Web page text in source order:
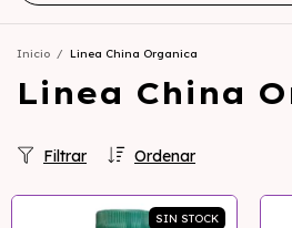
Inicio / Linea China Organica
Linea China
Ordenar
Filtrar
SIN STOCK